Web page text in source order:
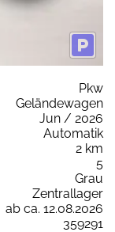
Pkw
Geländewagen
Jun / 2026
Automatik
2 km
5
Grau
Zentrallager
ab ca. 12.08.2026
359291